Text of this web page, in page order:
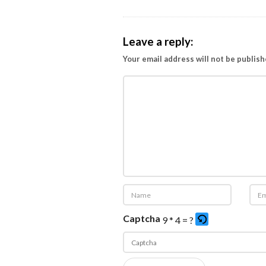
Leave a reply:
Your email address will not be
Captcha 9 * 4 = ?